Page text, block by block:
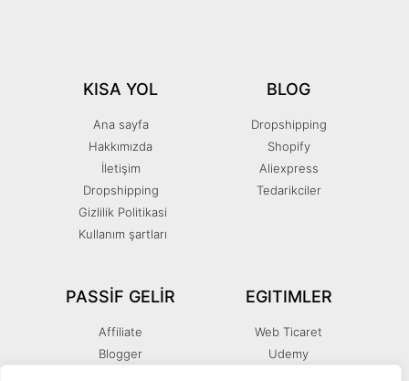
KISA YOL
Ana sayfa
Hakkımızda
İletişim
Dropshipping
Gizlilik Politikasi
Kullanım şartları
BLOG
Dropshipping
Shopify
Aliexpress
Tedarikciler
PASSIF GELIR
Affiliate
Blogger
EGITIMLER
Web Ticaret
Udemy